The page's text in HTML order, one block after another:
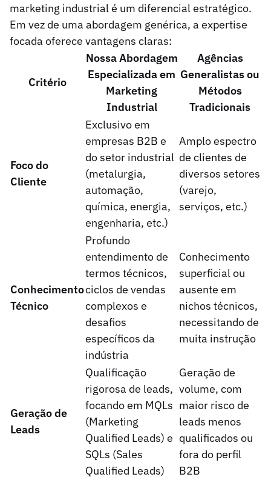
marketing industrial é um diferencial estratégico.
Em vez de uma abordagem genérica, a expertise
focada oferece vantagens claras:
Critério
Nossa Abordagem
Especializada em
Marketing
Industrial
Agências
Generalistas ou
Métodos
Tradicionais
Foco do
Cliente
Exclusivo em
empresas B2B e
do setor industrial
(metalurgia,
automação,
química, energia,
engenharia, etc.)
Amplo espectro
de clientes de
diversos setores
(varejo,
serviços, etc.)
Conhecimento
Técnico
Profundo
entendimento de
termos técnicos,
ciclos de vendas
complexos e
desafios
específicos da
indústria
Conhecimento
superficial ou
ausente em
nichos técnicos,
necessitando de
muita instrução
Geração de
Leads
Qualificação
rigorosa de leads,
focando em MQLs
(Marketing
Qualified Leads) e
SQLs (Sales
Qualified Leads)
Geração de
volume, com
maior risco de
leads menos
qualificados ou
fora do perfil
B2B